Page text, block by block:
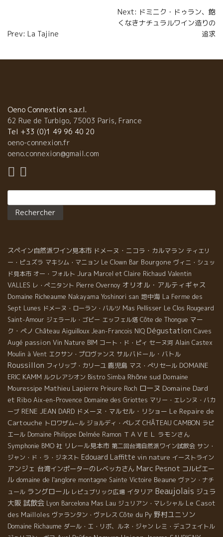
de
Prev: La Tajine
Next: ドミニク・ドゥラン、飽
くなきナチュラルワイン造りの
追求
Oeno Connextion s.a.r.l.
62 Rue de Turbigo, 75003 Paris, France
Tel +33 (0)1 49 96 40 20
oeno-connexion.fr
oeno.connexion@gmail.com
スペイン自然派ワイン見本市 ドメーヌ・ニコラ・カルマラン ティエリ
ー・ピュズラ マキシム・マニョン Le Clown Bar Bourgone ヴィニ・シュッ
ド見本市 オー・フォルト Jura Marcel et Claire Richaud Valentin
VALLES レ・ぺニタント Pierre Overnoy オリオル・アルティギャス
Domaine Richeaume Nakayama Yoshinori san 地中海 La Ferme des
Sept Lunes ドメーヌ・ローラン・バルツ Mas Pellisser Le Clos Rougeard
Saint-Amour ジェラール・ゴビー エッフェル塔 Côte de Thongue マー
ク・ペノ Château Aiguilloux Jean-Francois NIQ Dégustation Caves
Augé passion Vin Nature BIM コート・ド・ピィ セーヌ河 Alain Castex
Moulin à Vent エクサン・プロヴァンス サルバドール・バトル
Roussillon フィリップ・カリーユ 鹿児島 マス・ぺリセール DOMAINE
ERIC KAMM ルクレアシオン Bistro Simba Rhône sud Domaine
Mouressipe Mathieu Lapierre Prieure Roch ローヌ Domaine Dard
et Ribo Aix-en-Provence Domaine des Griottes マリー・エレンヌ・バカ
ーブ RENE JEAN DARD ドメーヌ・マルセル・リショー Le Repaire de
Cartouche トロワザム−ル ジョルディ・ペレズ CHÂTEAU CAMBON ラピ
エール Domaine Philippe Delmée Ramon ＴＡＶＥＬ ラモンさん
Symphonie BMO 社 リレール見本市 第二回台湾自然派ワイン試飲会 サン・
ジャン・ド・ラ・ジネスト Edouard Laffitte vin nature イーストライン
アンジェ 台湾インポーターのレベッカさん Marc Pesnot コルビエー
ル domaine de l'anglore montagne Sainte Victoire Beaune ヴァン・ナチ
ュール ラングロール レピュブリック広場 イタリア Beaujolais ジュラ
大阪 試飲会 Lyon Barcelona Mas Lau ジュリアン・マレシャル Le Casot
des Mailloles ヴァランタン・ヴァレス Côte du Py 野村ユニソン
Domaine Richaume ダール・エ・リボ、ルネ・ジャン レミ・デュフェイトル